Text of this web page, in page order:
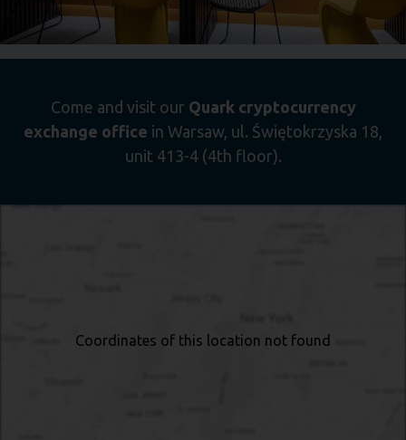
Come and visit our Quark cryptocurrency
exchange office in Warsaw, ul. Świętokrzyska 18,
unit 413-4 (4th floor).
Coordinates of this location not found